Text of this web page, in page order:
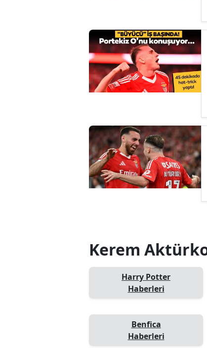
Kerem
Harry Potter
Haberleri
Benfica
Haberleri